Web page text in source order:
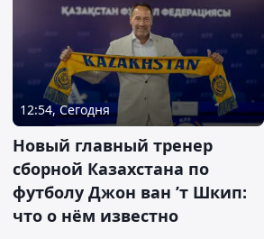
12:54, Сегодня
Новый главный тренер
сборной Казахстана по
футболу Джон ван ’т Шкип:
что о нём известно